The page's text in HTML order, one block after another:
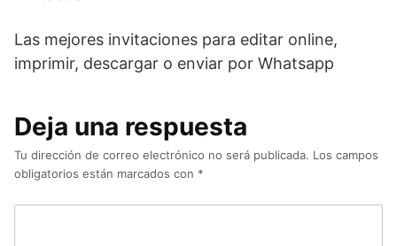
Las mejores invitaciones para editar online,
imprimir, descargar o enviar por Whatsapp
Deja una respuesta
Tu dirección de correo electrónico no será publicada. Los campos
obligatorios están marcados con *